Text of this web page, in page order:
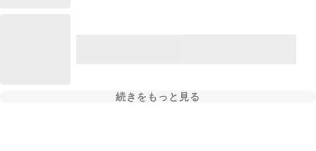
続きをもっと見る